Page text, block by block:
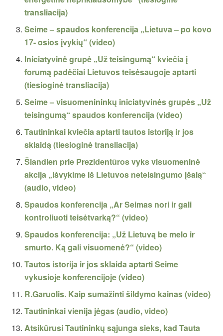
transliacija)
Seime – spaudos konferencija „Lietuva – po kovo
17- osios įvykių“ (video)
Iniciatyvinė grupė „Už teisingumą“ kviečia į
forumą padėčiai Lietuvos teisėsaugoje aptarti
(tiesioginė transliacija)
Seime – visuomenininkų iniciatyvinės grupės „Už
teisingumą“ spaudos konferencija (video)
Tautininkai kviečia aptarti tautos istoriją ir jos
sklaidą (tiesioginė transliacija)
Šiandien prie Prezidentūros vyks visuomeninė
akcija „Išvykime iš Lietuvos neteisingumo įšalą“
(audio, video)
Spaudos konferencija „Ar Seimas nori ir gali
kontroliuoti teisėtvarką?“ (video)
Spaudos konferencija: „Už Lietuvą be melo ir
smurto. Ką gali visuomenė?“ (video)
Tautos istorija ir jos sklaida aptarti Seime
vykusioje konferencijoje (video)
R.Garuolis. Kaip sumažinti šildymo kainas (video)
Tautininkai vienija jėgas (audio, video)
Atsikūrusi Tautininkų sąjunga sieks, kad Tauta